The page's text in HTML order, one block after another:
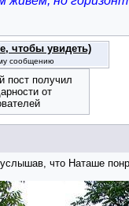
чтобы увидеть)
сообщению
пост получил
от
что Наташе